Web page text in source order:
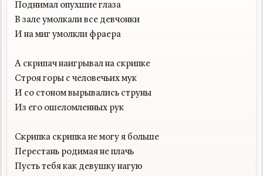
Поднимал опухшие глаза
В зале умолкали все девчонки
И на миг умолкли фраера
А скрипач наигрывал на скрипке
Строя горы с человечьих мук
И со стоном вырывались струны
Из его ошеломленных рук
Скрипка скрипка не могу я больше
Перестань родимая не плачь
Пусть тебя как девушку нагую